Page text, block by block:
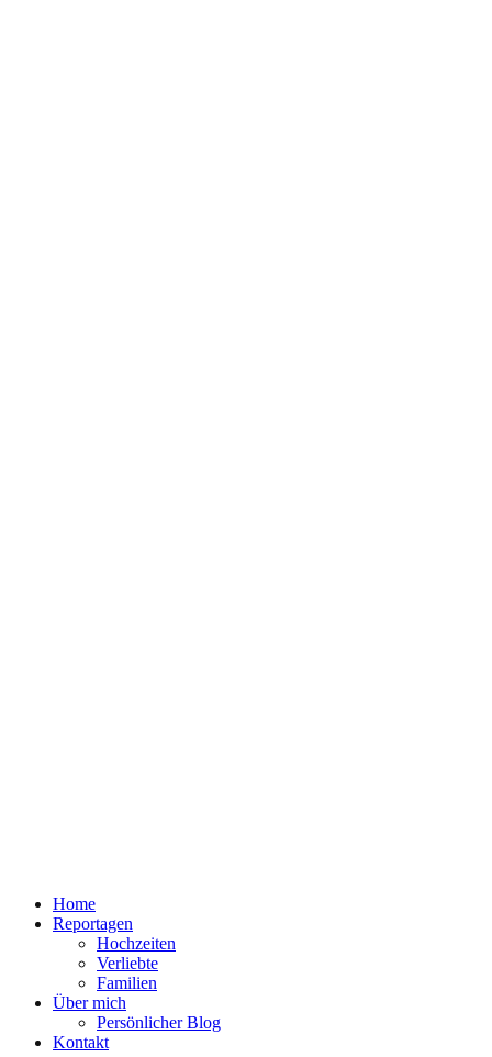
Home
Reportagen
Hochzeiten
Verliebte
Familien
Über mich
Persönlicher Blog
Kontakt